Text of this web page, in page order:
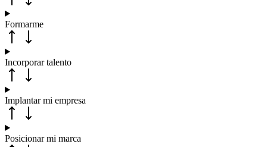
Formarme
Incorporar talento
Implantar mi empresa
Posicionar mi marca